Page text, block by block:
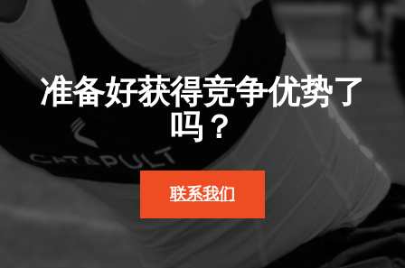
准备好获得竞争优势了
吗？
联系我们